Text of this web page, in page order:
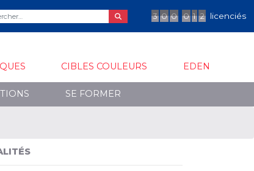
3 0 0 0 1 2 licenciés
CIBLES COULEURS EDEN
SE FORMER